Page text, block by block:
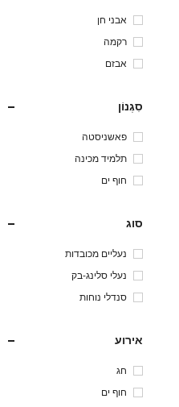
אבני חן
רקמה
אבזם
סִגְנוֹן
פאשניסטה
תלמיד מכינה
חוף ים
סוג
נעליים מכובדות
נעלי סלינג-בק
סנדלי נוחות
אירוע
חג
חוף ים